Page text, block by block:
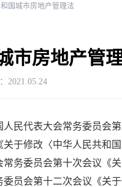
国城市房地产管理法
市房地产管
2021.05.24
民代表大会常务委员会
于修改〈中华人民共和
常务委员会第十次会议《
员会第十二次会议《关